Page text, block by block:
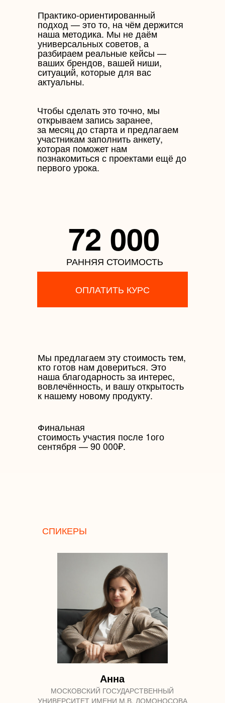
Практико-ориентированный
подход — это то, на чём держится
наша методика. Мы не даём
универсальных советов, а
разбираем реальные кейсы —
ваших брендов, вашей ниши,
ситуаций, которые для вас
актуальны.
Чтобы сделать это точно, мы
открываем запись заранее,
за месяц до старта и предлагаем
участникам заполнить анкету,
которая поможет нам
познакомиться с проектами ещё до
первого урока.
72 000
РАННЯЯ СТОИМОСТЬ
Мы предлагаем эту стоимость тем,
кто готов нам довериться. Это
наша благодарность за интерес,
вовлечённость, и вашу открытость
к нашему новому продукту.
Финальная
стоимость участия после 1ого
сентября — 90 000₽.
ОПЛАТИТЬ КУРС
СПИКЕРЫ
Анна
МОСКОВСКИЙ ГОСУДАРСТВЕННЫЙ
УНИВЕРСИТЕТ ИМЕНИ М.В. ЛОМОНОСОВА